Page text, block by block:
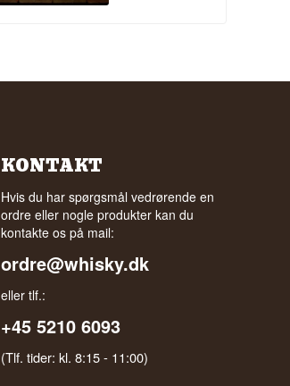
KONTAKT
Hvis du har spørgsmål vedrørende en
ordre eller nogle produkter kan du
kontakte os på mail:
ordre@whisky.dk
eller tlf.:
+45 5210 6093
(Tlf. tider: kl. 8:15 - 11:00)